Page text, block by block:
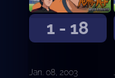
1 - 18
Jan. 08, 2003